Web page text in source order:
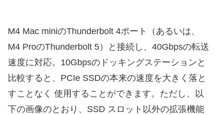
M4 Mac miniのThunderbolt 4ポート（あるいは、
M4 ProのThunderbolt 5）と接続し、40Gbpsの転送
速度に対応。10Gbpsのドッキングステーションと
比較すると、PCIe SSDの本来の速度を大きく落と
すことなく 使用することができます。ただし、以
下の画像のとおり、SSD スロット以外の拡張機能